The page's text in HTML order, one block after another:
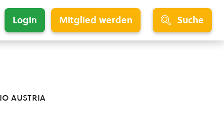
Login Mitglied werden Suche
austria